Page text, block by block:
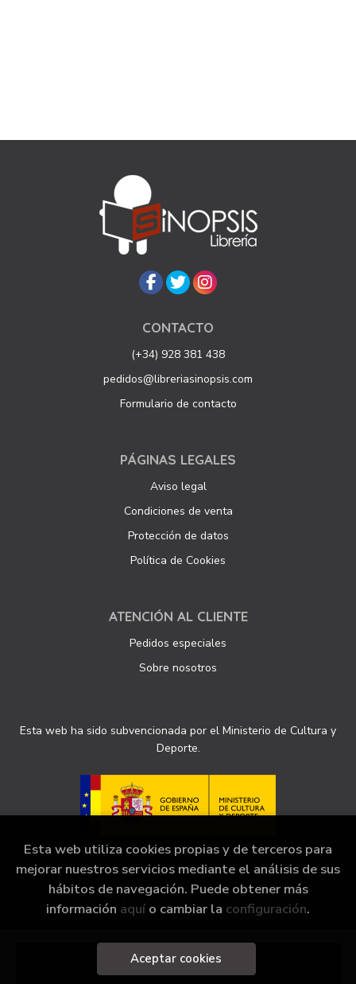
Añadir a mi cesta
CONTACTO
(+34) 928 381 438
pedidos@libreriasinopsis.com
Formulario de contacto
PÁGINAS LEGALES
Aviso legal
Condiciones de venta
Protección de datos
Política de Cookies
ATENCIÓN AL CLIENTE
Pedidos especiales
Sobre nosotros
Esta web ha sido subvencionada por el Ministerio de Cultura y
Deporte.
2026 © Librería Sinopsis . Todos los Derechos
Reservados |Grupo Trevenque
Esta web utiliza cookies propias y de terceros para
mejorar nuestros servicios mediante el análisis de sus
hábitos de navegación. Puede obtener más
información aquí o cambiar la configuración.
Aceptar cookies